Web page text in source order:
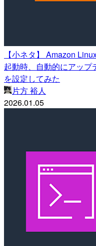
【小ネタ】 Amazon
起動時、自動的にアッ
を設定してみた
片方 裕人
2026.01.05